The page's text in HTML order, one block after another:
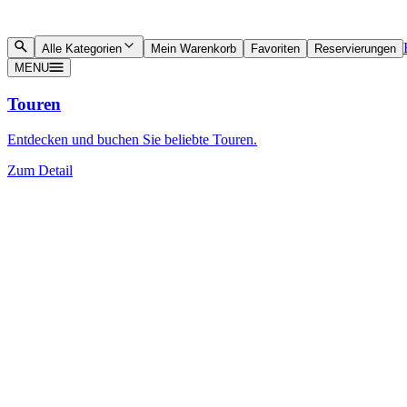
Alle Kategorien Mein Warenkorb Favoriten Reservierungen
MENU
Touren
Entdecken und buchen Sie beliebte Touren.
Zum Detail